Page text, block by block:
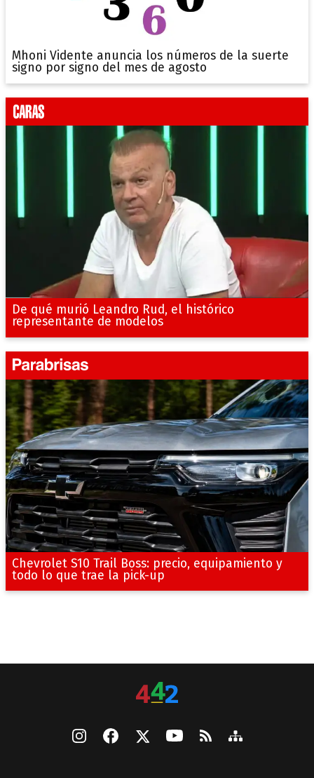
Mhoni Vidente anuncia los números de la suerte
signo por signo del mes de agosto
De qué murió Leandro Rud, el histórico
representante de modelos
Chevrolet S10 Trail Boss: precio, equipamiento y
todo lo que trae la pick-up